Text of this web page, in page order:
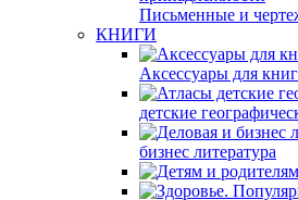
Письменные и
КНИГИ
Аксессуары для
детские
бизнес литература